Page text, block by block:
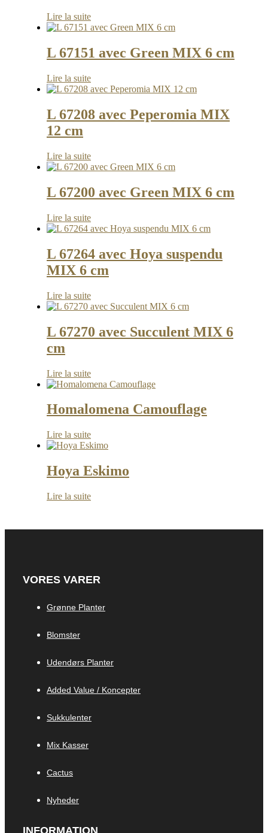
Lire la suite
L 67151 avec Green MIX 6 cm
Lire la suite
L 67208 avec Peperomia MIX
12 cm
Lire la suite
L 67200 avec Green MIX 6 cm
Lire la suite
L 67264 avec Hoya suspendu
MIX 6 cm
Lire la suite
L 67270 avec Succulent MIX 6
cm
Lire la suite
Homalomena Camouflage
Lire la suite
Hoya Eskimo
Lire la suite
VORES VARER
Grønne Planter
Blomster
Udendørs Planter
Added Value / Koncepter
Sukkulenter
Mix Kasser
Cactus
Nyheder